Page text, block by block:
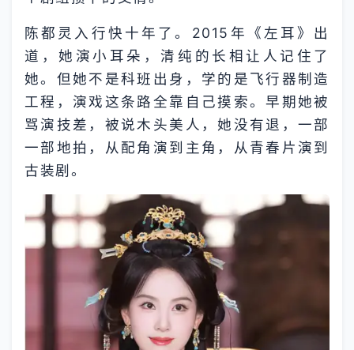
陈都灵入行快十年了。2015年《左耳》出
道，她演小耳朵，清纯的长相让人记住了
她。但她不是科班出身，学的是飞行器制造
工程，演戏这条路全靠自己摸索。早期她被
骂演技差，被说木头美人，她没有退，一部
一部地拍，从配角演到主角，从青春片演到
古装剧。